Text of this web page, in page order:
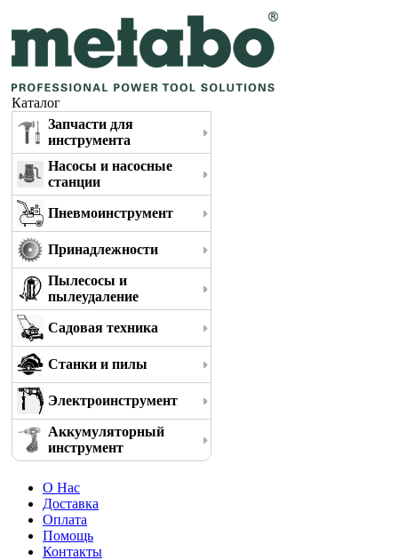
Каталог
Запчасти для
инструмента
Насосы и насосные
станции
Пневмоинструмент
Принадлежности
Пылесосы и
пылеудаление
Садовая техника
Станки и пилы
Электроинструмент
Аккумуляторный
инструмент
О Нас
Доставка
Оплата
Помощь
Контакты